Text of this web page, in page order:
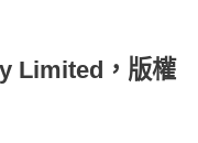
Limited，版權